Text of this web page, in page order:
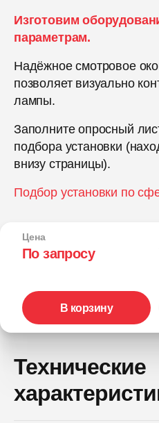
Изготовим
параметрам.
Надёжное смотровое
позволяет визуально
лампы.
Заполните опросный
подбора установки
внизу страницы).
Подбор установки по
Цена
По запросу
В корзину
Технические